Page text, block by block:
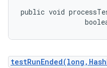
public void